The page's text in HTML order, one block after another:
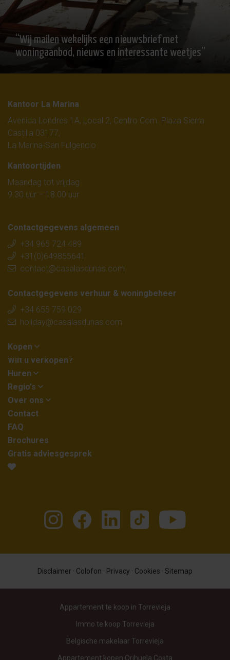
“Wij mailen wekelijks een nieuwsbrief met
woningaanbod, nieuws en interessante weetjes”
Kantoor La Marina
Avenida Londres 1A, Local 2, Centro Com. Plaza Sierra
Castilla 03177,
La Marina-San Fulgencio
Kantoortijden
Maandag tot vrijdag
9.30 uur – 18.00 uur
Contactgegevens algemeen
+34 965 724 489
+31(0)649855641
contact@casalasdunas.com
Contactgegevens verhuur & woningbeheer
+34 655 759 029
holiday@casalasdunas.com
Kopen
Wilt u verkopen?
Huren
Regio's
Over ons
Contact
FAQ
Brochures
Gratis adviesgesprek
Disclaimer · Colofon · Privacy · Cookies · Sitemap
Appartement te koop in Torrevieja
Immo te koop Torrevieja
Belgische makelaar Torrevieja
Appartement kopen Orihuela Costa